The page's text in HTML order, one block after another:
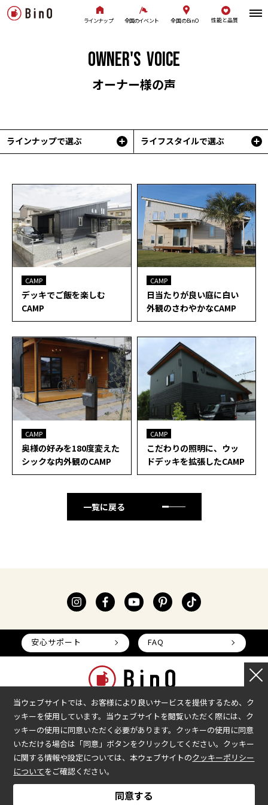
ラインナップ 全国のイベント 全国のBinO 性能と品質
OWNER'S VOICE
オーナー様の声
ラインナップで選ぶ ライフスタイルで選ぶ
CAMP
デッキでご飯を楽しむ
CAMP
CAMP
日当たりが良い庭に白い
外観のさわやかなCAMP
CAMP
奥様の好みを180度変えた
シックな内外観のCAMP
CAMP
こだわりの照明に、ウッ
ドデッキを拡張したCAMP
一覧に戻る
安心サポート FAQ
本部へのお問い合わせ
会社情報
プライバシーポリシー
加盟企業の募集
加盟店様ログイン
COPYRIGHT © BinO ALL RIGHTS RESERVED.
当ウェブサイトでは、お客様により良いサービスを提供するため、ク
ッキーを使用しています。当ウェブサイトを閲覧いただく際には、ク
ッキーの使用に同意いただく必要があります。クッキーの使用に同意
いただける場合は「同意」ボタンをクリックしてください。クッキー
に関する情報や設定については、本ウェブサイトのクッキーポリシー
についてをご確認ください。
同意する